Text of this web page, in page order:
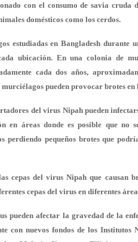
con el consumo de savia
domésticos como los cerdos.
estudiadas en Bangladesh
ubicación. En una colonia de
cada dos años,
pueden provocar brotes
del virus Nipah pueden
en áreas donde es posible que
perdiendo pequeños brotes que
cepas del virus Nipah que causan
cepas del virus en diferentes
pueden afectar la gravedad de la
con nuevos fondos de los